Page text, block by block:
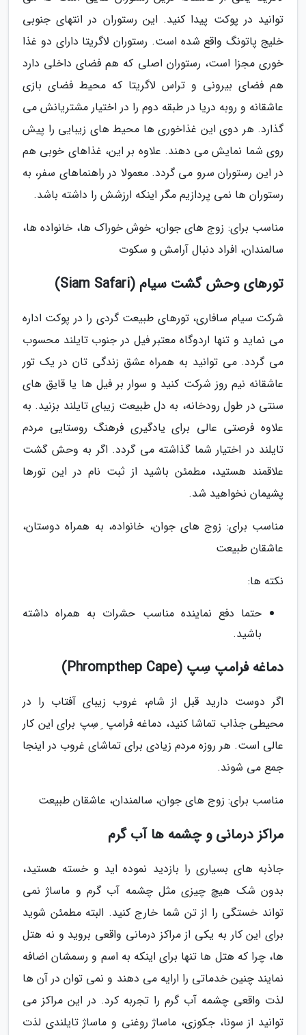
توانید در پوکت پیدا کنید. این رستوران در انتهای جنوبی
خلیج پاتونگ واقع شده است. رستوران لاگریتا دارای دو غذا
خوری مجزا است، رستوران اصلی که هم فضای داخلی دارد
هم فضای بیرونی و تراس لاگریتا که محیط فضای بازی
عاشقانه و روبه دریا در طبقه دوم را در اختیار مشتریانش می
گذارد. هر دوی این غذاخوری ها محیط های زیبایی را پیش
روی شما نمایش می دهند. علاوه بر این، غذاهای خوبی هم
در این رستوران سرو می گردد. معمولا در راهنماهای سفر، به
رستوران ها نمی پردازیم مگر اینکه ارزشش را داشته باشد.
مناسب برای: زوج های جوان، خوش خوراک ها، خانواده ها،
سالمندان، افراد دنبال آرامش و سکوت
تورهای وحش گشت سیام (Siam Safari)
شرکت سیام سافاری، تورهای طبیعت گردی را در پوکت اداره
می نماید و تنها اردوگاه معتبر فیل در جنوب تایلند محسوب
می گردد. می توانید به همراه عشق زندگی تان در یک تور
عاشقانه نیم روز شرکت کنید و سوار بر فیل ها یا قایق های
سنتی در طول رودخانه، به دل طبیعت زیبای تایلند بزنید. به
علاوه فرصتی عالی برای یادگیری فرهنگ روستایی مردم
تایلند در اختیار شما گذاشته می گردد. اگر به وحش گشت
علاقمند هستید، مطمئن باشید از ثبت نام در این تورها
پشیمان نخواهید شد.
مناسب برای: زوج های جوان، خانواده، به همراه دوستان،
عاشقان طبیعت
نکته ها:
حتما دفع نماینده مناسب حشرات به همراه داشته
باشید.
دماغه فرامپ سِپ (Phrompthep Cape)
اگر دوست دارید قبل از شام، غروب زیبای آفتاب را در
محیطی جذاب تماشا کنید، دماغه فرامپ ِ سِپ برای این کار
عالی است. هر روزه مردم زیادی برای تماشای غروب در اینجا
جمع می شوند.
مناسب برای: زوج های جوان، سالمندان، عاشقان طبیعت
مراکز درمانی و چشمه ها آب گرم
جاذبه های بسیاری را بازدید نموده اید و خسته هستید،
بدون شک هیچ چیزی مثل چشمه آب گرم و ماساژ نمی
تواند خستگی را از تن شما خارج کنید. البته مطمئن شوید
برای این کار به یکی از مراکز درمانی واقعی بروید و نه هتل
ها، چرا که هتل ها تنها برای اینکه به اسم و رسمشان اضافه
نمایند چنین خدماتی را ارایه می دهند و نمی توان در آن ها
لذت واقعی چشمه آب گرم را تجربه کرد. در این مراکز می
توانید از سونا، جکوزی، ماساژ روغنی و ماساژ تایلندی لذت